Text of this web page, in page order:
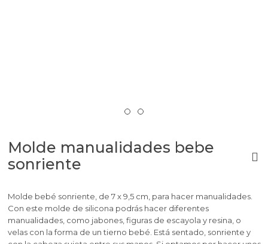
Molde manualidades bebe
sonriente
Molde bebé sonriente, de 7 x 9,5 cm, para hacer manualidades.
Con este molde de silicona podrás hacer diferentes
manualidades, como jabones, figuras de escayola y resina, o
velas con la forma de un tierno bebé. Está sentado, sonriente y